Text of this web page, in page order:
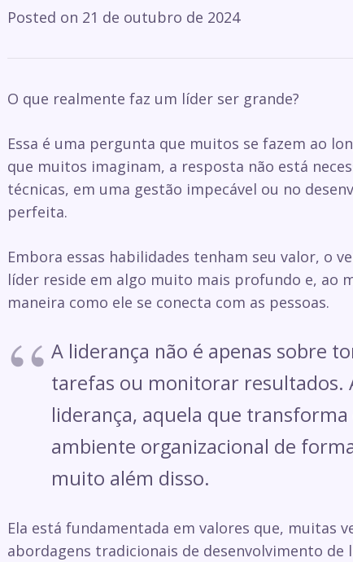
Posted on 21 de outubro de 2024
O que realmente faz um líder ser grande?
Essa é uma pergunta que muitos se fazem ao
que muitos imaginam, a resposta não está
técnicas, em uma gestão impecável ou no
perfeita.
Embora essas habilidades tenham seu valor, o
líder reside em algo muito mais profundo e, ao
maneira como ele se conecta com as pessoas.
A liderança não é apenas sobre
tarefas ou monitorar resultados.
liderança, aquela que
ambiente organizacional de
muito além disso.
Ela está fundamentada em valores que, muitas
abordagens tradicionais de desenvolvimento de